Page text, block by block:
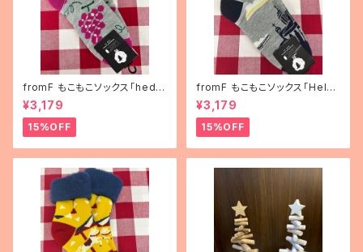
fromF もこもこソックス「hedel
mä（果物）」
¥3,179
15%OFF
fromF もこもこソックス「Helsi
nki（ヘルシンキ）」
¥3,179
15%OFF